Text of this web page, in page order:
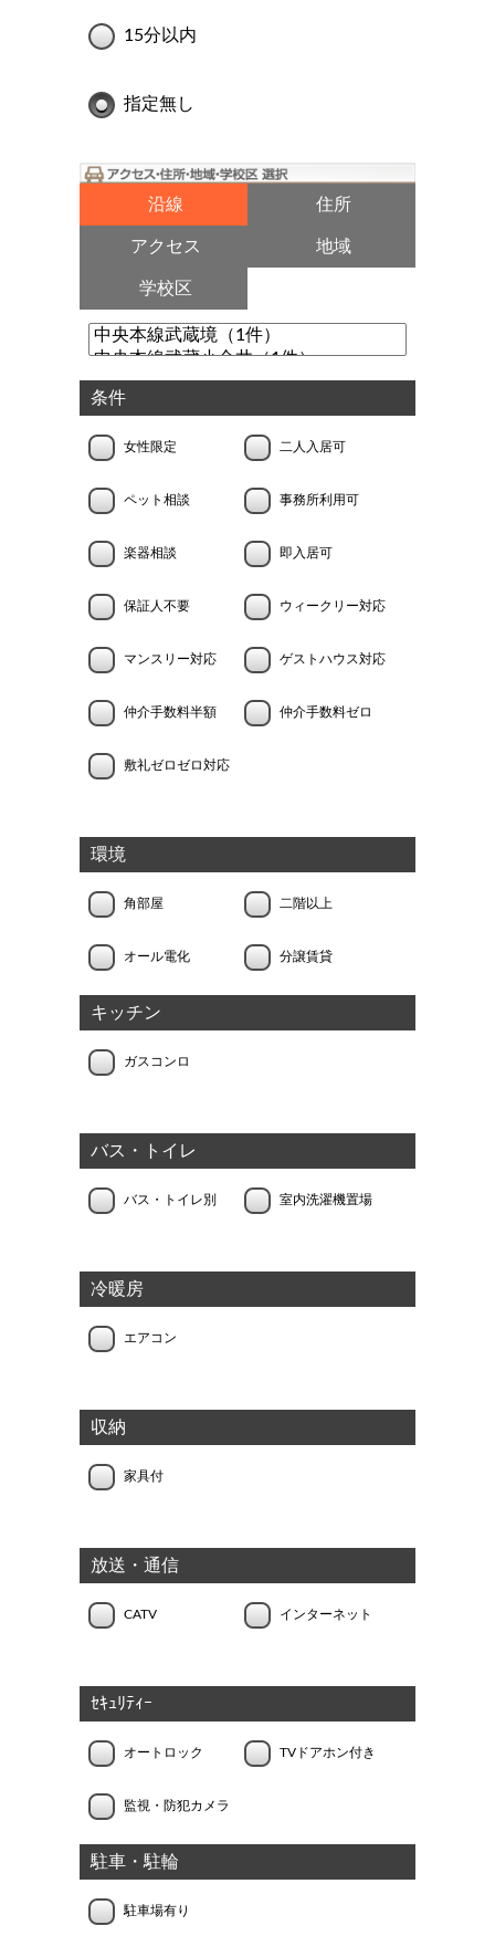
15分以内
指定無し
沿線 住所
アクセス 地域
学校区
条件
女性限定 二人入居可
ペット相談 事務所利用可
楽器相談 即入居可
保証人不要 ウィークリー対応
マンスリー対応 ゲストハウス対応
仲介手数料半額 仲介手数料ゼロ
敷礼ゼロゼロ対応
環境
角部屋 二階以上
オール電化 分譲賃貸
キッチン
ガスコンロ
バス・トイレ
バス・トイレ別 室内洗濯機置場
冷暖房
エアコン
収納
家具付
放送・通信
CATV インターネット
ｾｷｭﾘﾃｨｰ
オートロック TVドアホン付き
監視・防犯カメラ
駐車・駐輪
駐車場有り